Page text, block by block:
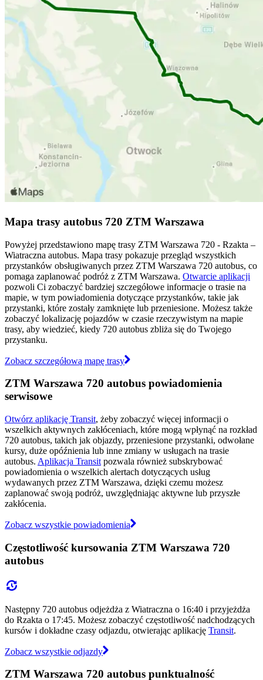
Mapa trasy autobus 720 ZTM Warszawa
Powyżej przedstawiono mapę trasy ZTM Warszawa 720 - Rzakta –
Wiatraczna autobus. Mapa trasy pokazuje przegląd wszystkich
przystanków obsługiwanych przez ZTM Warszawa 720 autobus, co
pomaga zaplanować podróż z ZTM Warszawa. Otwarcie aplikacji
pozwoli Ci zobaczyć bardziej szczegółowe informacje o trasie na
mapie, w tym powiadomienia dotyczące przystanków, takie jak
przystanki, które zostały zamknięte lub przeniesione. Możesz także
zobaczyć lokalizację pojazdów w czasie rzeczywistym na mapie
trasy, aby wiedzieć, kiedy 720 autobus zbliża się do Twojego
przystanku.
Zobacz szczegółową mapę trasy
ZTM Warszawa 720 autobus powiadomienia
serwisowe
Otwórz aplikację Transit, żeby zobaczyć więcej informacji o
wszelkich aktywnych zakłóceniach, które mogą wpłynąć na rozkład
720 autobus, takich jak objazdy, przeniesione przystanki, odwołane
kursy, duże opóźnienia lub inne zmiany w usługach na trasie
autobus. Aplikacja Transit pozwala również subskrybować
powiadomienia o wszelkich alertach dotyczących usług
wydawanych przez ZTM Warszawa, dzięki czemu możesz
zaplanować swoją podróż, uwzględniając aktywne lub przyszłe
zakłócenia.
Zobacz wszystkie powiadomienia
Częstotliwość kursowania ZTM Warszawa 720
autobus
Następny 720 autobus odjeżdża z Wiatraczna o 16:40 i przyjeżdża
do Rzakta o 17:45. Możesz zobaczyć częstotliwość nadchodzących
kursów i dokładne czasy odjazdu, otwierając aplikację Transit.
Zobacz wszystkie odjazdy
ZTM Warszawa 720 autobus punktualność